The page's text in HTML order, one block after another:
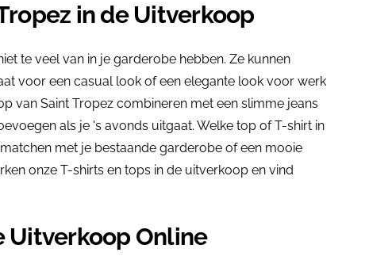
in de Uitverkoop
te veel van in je garderobe hebben. Ze kunnen
voor een casual look of een elegante look voor werk
van Saint Tropez combineren met een slimme jeans
als je 's avonds uitgaat. Welke top of T-shirt in
met je bestaande garderobe of een mooie
onze T-shirts en tops in de uitverkoop en vind
Uitverkoop Online